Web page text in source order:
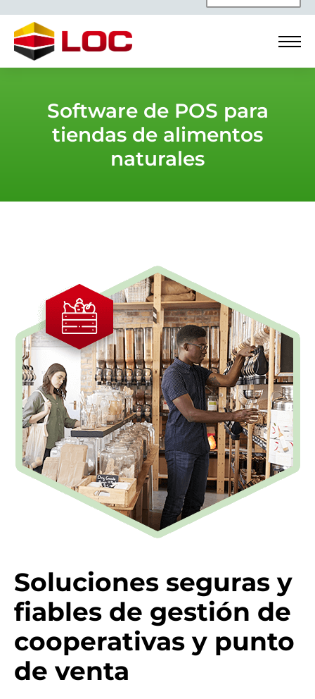
Software de POS para
tiendas de alimentos
naturales
Soluciones seguras y
fiables de gestión de
cooperativas y punto
de venta